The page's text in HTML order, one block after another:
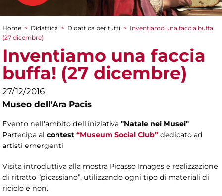
Tu sei qui
Home > Didattica > Didattica per tutti > Inventiamo una faccia buffa!
(27 dicembre)
Inventiamo una faccia
buffa! (27 dicembre)
27/12/2016
Museo dell'Ara Pacis
Evento nell'ambito dell'iniziativa "Natale nei Musei"
Partecipa al contest “Museum Social Club” dedicato ad
artisti emergenti
Visita introduttiva alla mostra Picasso Images e realizzazione
di ritratto “picassiano”, utilizzando ogni tipo di materiali di
riciclo e non.